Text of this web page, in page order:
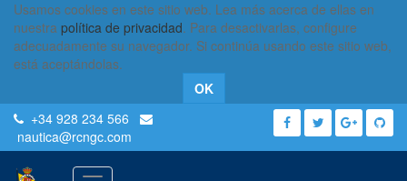
Usamos cookies en este sitio web. Lea más acerca de ellas en
nuestra política de privacidad. Para desactivarlas, configure
adecuadamente su navegador. Si continúa usando este sitio web,
está aceptándolas.
OK
+34 928 234 566
nautica@rcngc.com